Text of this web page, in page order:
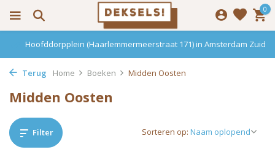
0
Hoofddorpplein (Haarlemmermeerstraat 171) in Amsterdam Zuid
Terug Home Boeken Midden Oosten
Midden Oosten
Filter Sorteren op: